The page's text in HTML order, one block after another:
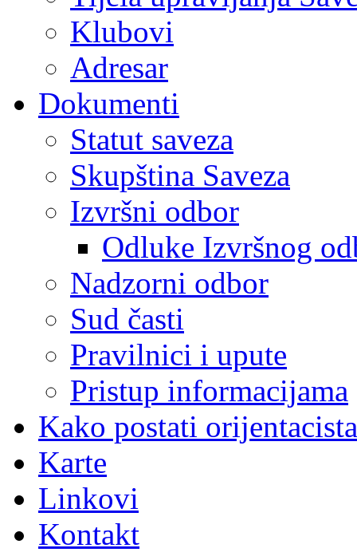
Klubovi
Adresar
Dokumenti
Statut saveza
Skupština Saveza
Izvršni odbor
Odluke Izvršnog
Nadzorni odbor
Sud časti
Pravilnici i upute
Pristup informacijama
Kako postati
Karte
Linkovi
Kontakt